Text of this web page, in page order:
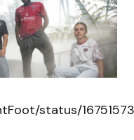
status/